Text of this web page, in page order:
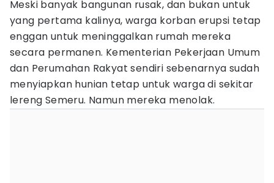
Meski banyak bangunan rusak, dan bukan untuk
yang pertama kalinya, warga korban erupsi tetap
enggan untuk meninggalkan rumah mereka
secara permanen. Kementerian Pekerjaan Umum
dan Perumahan Rakyat sendiri sebenarnya sudah
menyiapkan hunian tetap untuk warga di sekitar
lereng Semeru. Namun mereka menolak.